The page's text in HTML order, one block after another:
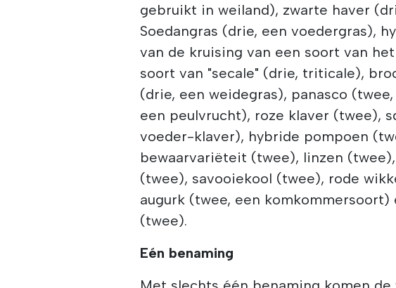
gebruikt in weiland), zwarte haver
Soedangras (drie, een voedergras),
van de kruising van een soort van
soort van "secale" (drie, triticale),
(drie, een weidegras), panasco
een peulvrucht), roze klaver (twee),
voeder-klaver), hybride pompoen
bewaarvariëteit (twee), linzen
(twee), savooiekool (twee), rode
augurk (twee, een
(twee).
Eén benaming